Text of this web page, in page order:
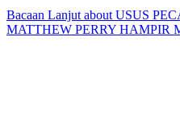
Bacaan Lanjut about USUS
MATTHEW PERRY HAMPIR